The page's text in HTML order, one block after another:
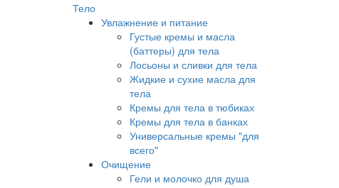
Тело
Увлажнение и питание
Густые кремы и масла
(баттеры) для тела
Лосьоны и сливки для тела
Жидкие и сухие масла для
тела
Кремы для тела в тюбиках
Кремы для тела в банках
Универсальные кремы "для
всего"
Очищение
Гели и молочко для душа